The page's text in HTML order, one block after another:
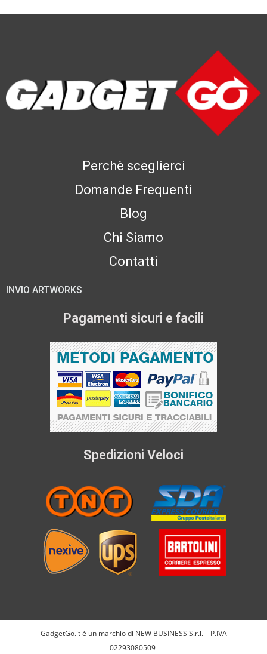
Perchè sceglierci
Domande Frequenti
Blog
Chi Siamo
Contatti
INVIO ARTWORKS
Pagamenti sicuri e facili
Spedizioni Veloci
GadgetGo.it è un marchio di NEW BUSINESS S.r.l. – P.IVA
02293080509